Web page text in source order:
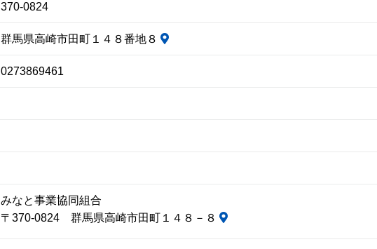
370-0824
群馬県高崎市田町１４８番地８
0273869461
みなと事業協同組合
〒370-0824 群馬県高崎市田町１４８－８